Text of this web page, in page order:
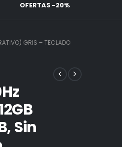
OFERTAS -20%
GRIS – TECLADO
Sin